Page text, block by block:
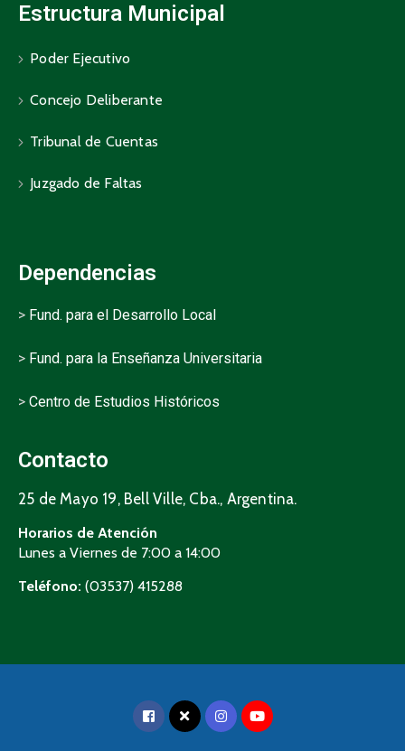
Estructura Municipal
Poder Ejecutivo
Concejo Deliberante
Tribunal de Cuentas
Juzgado de Faltas
Dependencias
> Fund. para el Desarrollo Local
> Fund. para la Enseñanza Universitaria
> Centro de Estudios Históricos
Contacto
25 de Mayo 19, Bell Ville, Cba., Argentina.
Horarios de Atención
Lunes a Viernes de 7:00 a 14:00
Teléfono: (03537) 415288